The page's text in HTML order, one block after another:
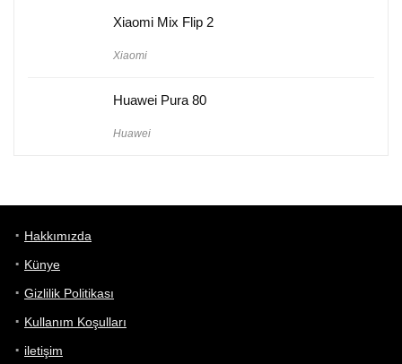
Xiaomi Mix Flip 2
Xiaomi
Huawei Pura 80
Huawei
Hakkımızda
Künye
Gizlilik Politikası
Kullanım Koşulları
iletişim